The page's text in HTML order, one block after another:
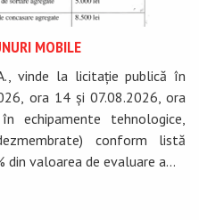
MOBILE
vinde la licitație publică în
ora 14 și 07.08.2026, ora
echipamente tehnologice,
conform listă
din valoarea de evaluare a...